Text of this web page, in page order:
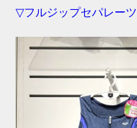
▽フルジップセパレーツ